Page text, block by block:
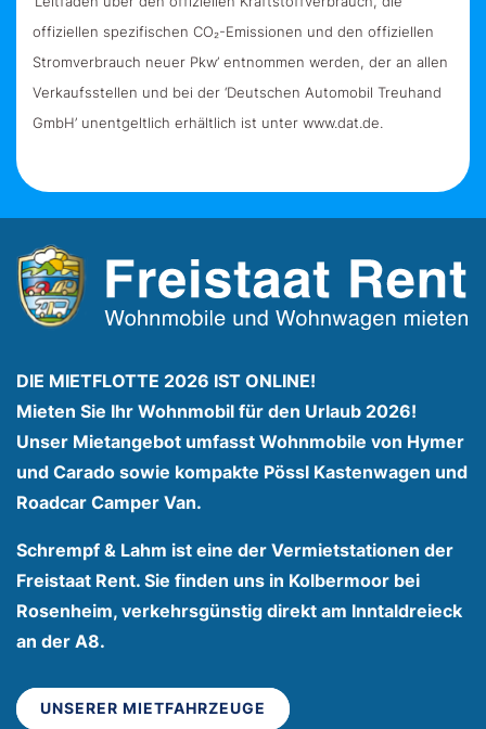
offiziellen spezifischen CO₂-Emissionen und den offiziellen
Stromverbrauch neuer Pkw’ entnommen werden, der an allen
Verkaufsstellen und bei der ‘Deutschen Automobil Treuhand
GmbH’ unentgeltlich erhältlich ist unter www.dat.de.
DIE MIETFLOTTE 2026 IST ONLINE!
Mieten Sie Ihr Wohnmobil für den Urlaub 2026!
Unser Mietangebot umfasst Wohnmobile von Hymer
und Carado sowie kompakte Pössl Kastenwagen und
Roadcar Camper Van.
Schrempf & Lahm ist eine der Vermietstationen der
Freistaat Rent. Sie finden uns in Kolbermoor bei
Rosenheim, verkehrsgünstig direkt am Inntaldreieck
an der A8.
UNSERER MIETFAHRZEUGE